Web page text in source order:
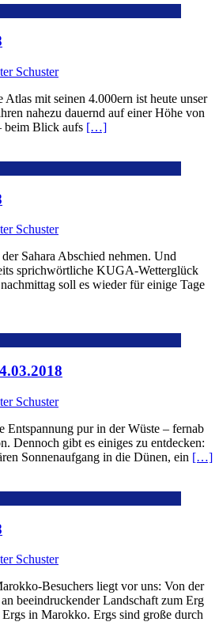
Schuster
mit seinen 4.000ern ist heute unser
nahezu dauernd auf einer Höhe von
beim Blick aufs […]
Schuster
Sahara Abschied nehmen. Und
sprichwörtliche KUGA-Wetterglück
soll es wieder für einige Tage
Schuster
Entspannung pur in der Wüste – fernab
Dennoch gibt es einiges zu entdecken:
Sonnenaufgang in die Dünen, ein […]
Schuster
Besuchers liegt vor uns: Von der
beeindruckender Landschaft zum Erg
in Marokko. Ergs sind große durch